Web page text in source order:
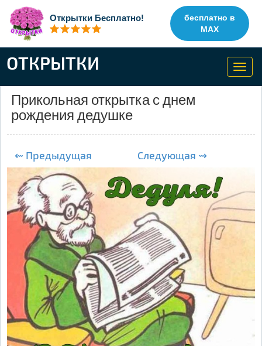
Открытки Бесплатно!
бесплатно в
MAX
ОТКРЫТКИ
Прикольная открытка с днем
рождения дедушке
⇜ Предыдущая Следующая ⇝